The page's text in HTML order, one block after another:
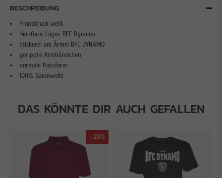
BESCHREIBUNG
Frontdruck weiß
Herzform Logos BFC Dynamo
Stickerei am Ärmel BFC DYNAMO
gerippte Armbündchen
normale Passform
100% Baumwolle
DAS KÖNNTE DIR AUCH GEFALLEN
-25%